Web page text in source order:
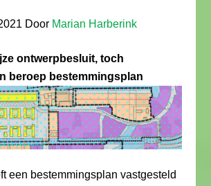
Door Marian Harberink
ontwerpbesluit, toch
beroep bestemmingsplan
een bestemmingsplan vastgesteld